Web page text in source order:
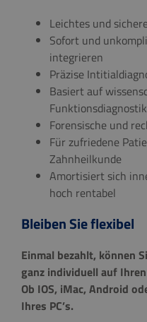
Leichtes und
Sofort und
integrieren
Präzise
Basiert auf
Funktionsdiagnostik
Forensische und
Für zufriedene
Zahnheilkunde
Amortisiert sich
hoch rentabel
Bleiben Sie flexibel
Einmal bezahlt, können
ganz individuell auf
Ob IOS, iMac, Android
Ihres PC’s.